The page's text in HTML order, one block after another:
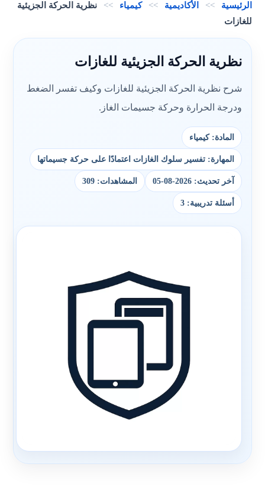
الرئيسية >> الأكاديمية >> كيمياء >>
نظرية الحركة الجزيئية
للغازات
نظرية الحركة الجزيئية للغازات
شرح نظرية الحركة الجزيئية للغازات وكيف تفسر الضغط
ودرجة الحرارة وحركة جسيمات الغاز.
المادة: كيمياء
المهارة: تفسير سلوك الغازات اعتمادًا على حركة جسيماتها
آخر تحديث: 2026-08-05 المشاهدات: 309
أسئلة تدريبية: 3